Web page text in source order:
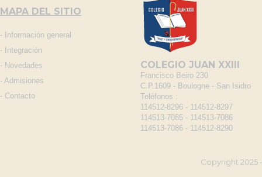
MAPA DEL SITIO
- Información general
- Integración
- Novedades
- Admisiones
- Contacto
COLEGIO JUAN XXIII
Francisco Beiro 230
C.P.1609 - Boulogne - San Isidro
Teléfonos :
114512-8296 - 114512-8297
114513-7085 - 114513-7086
114513-7086 - 114512-8290
Copyright 2025